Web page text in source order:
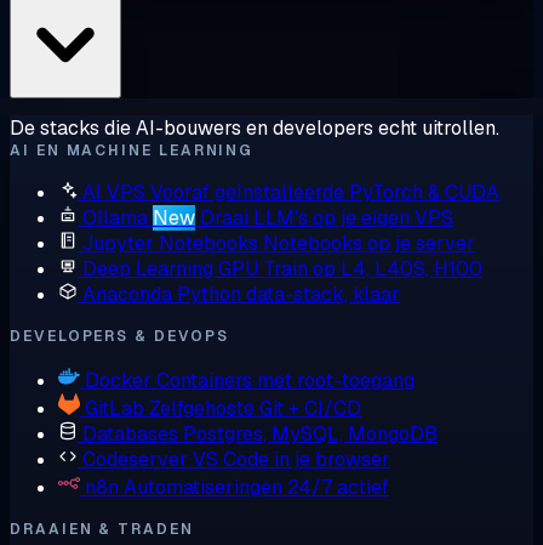
De stacks die AI-bouwers en developers echt uitrollen.
AI EN MACHINE LEARNING
AI VPS Vooraf geïnstalleerde PyTorch & CUDA
Ollama New Draai LLM's op je eigen VPS
Jupyter Notebooks Notebooks op je server
Deep Learning GPU Train op L4, L40S, H100
Anaconda Python data-stack, klaar
DEVELOPERS & DEVOPS
Docker Containers met root-toegang
GitLab Zelfgehoste Git + CI/CD
Databases Postgres, MySQL, MongoDB
Codeserver VS Code in je browser
n8n Automatiseringen 24/7 actief
DRAAIEN & TRADEN